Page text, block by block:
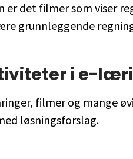
er det filmer som viser
grunnleggende
i e-
filmer og mange
løsningsforslag.